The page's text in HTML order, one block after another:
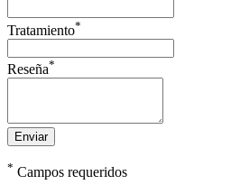
Tratamiento*
Reseña*
Enviar
* Campos requeridos